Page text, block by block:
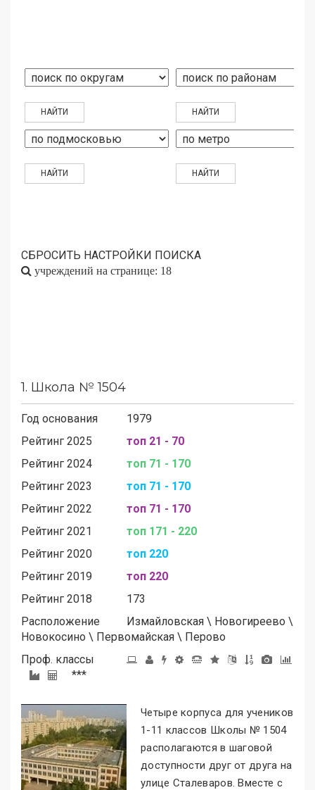
СБРОСИТЬ НАСТРОЙКИ ПОИСКА
учреждений на странице: 18
1. Школа № 1504
Год основания
1979
Рейтинг 2025
топ 21 - 70
Рейтинг 2024
топ 71 - 170
Рейтинг 2023
топ 71 - 170
Рейтинг 2022
топ 71 - 170
Рейтинг 2021
топ 171 - 220
Рейтинг 2020
топ 220
Рейтинг 2019
топ 220
Рейтинг 2018
173
Расположение
Измайловская \ Новогиреево \
Новокосино \ Первомайская \ Перово
Проф. классы
***
Четыре корпуса для учеников
1-11 классов Школы № 1504
располагаются в шаговой
доступности друг от друга на
улице Сталеваров. Вместе с